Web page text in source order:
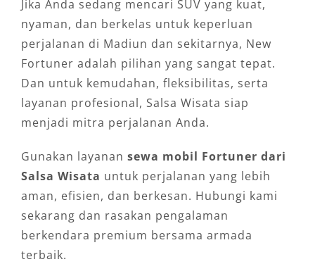
Jika Anda sedang mencari SUV yang kuat,
nyaman, dan berkelas untuk keperluan
perjalanan di Madiun dan sekitarnya, New
Fortuner adalah pilihan yang sangat tepat.
Dan untuk kemudahan, fleksibilitas, serta
layanan profesional, Salsa Wisata siap
menjadi mitra perjalanan Anda.
Gunakan layanan sewa mobil Fortuner dari
Salsa Wisata untuk perjalanan yang lebih
aman, efisien, dan berkesan. Hubungi kami
sekarang dan rasakan pengalaman
berkendara premium bersama armada
terbaik.